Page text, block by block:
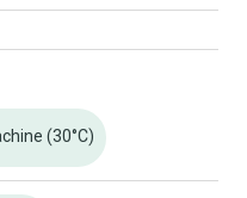
(30°C)